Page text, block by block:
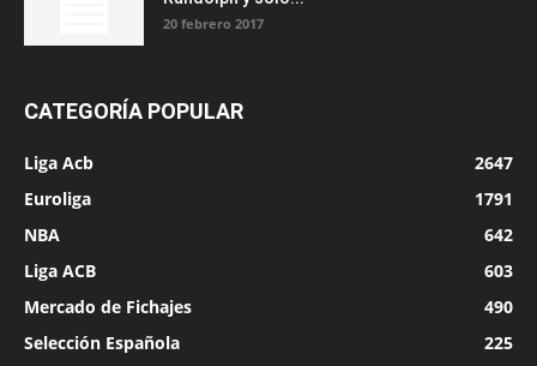
20 febrero 2017
CATEGORÍA POPULAR
Liga Acb
2647
Euroliga
1791
NBA
642
Liga ACB
603
Mercado de Fichajes
490
Selección Española
225